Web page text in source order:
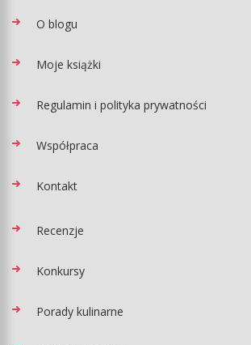
O blogu
Moje książki
Regulamin i polityka prywatności
Współpraca
Kontakt
Recenzje
Konkursy
Porady kulinarne